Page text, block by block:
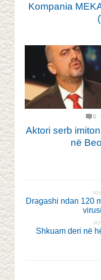
Kompania
0
Aktori serb
në
Dragashi ndan 120
Shkuam deri në